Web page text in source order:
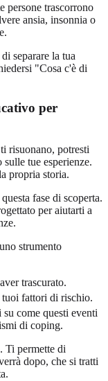
persone trascorrono
ansia, insonnia o
separare la tua
"Cosa c'è di
per
risuonano, potresti
tue esperienze.
propria storia.
fase di scoperta.
per aiutarti a
strumento
trascurato.
fattori di rischio.
come questi eventi
di coping.
Ti permette di
dopo, che si tratti